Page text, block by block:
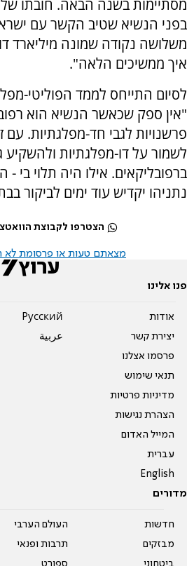
מסתיימות בשנה הבאה. חובתו
בפני הנשיא שטיב הקשר עם
משלושה נקודה שמונה מיליארד
איך ממשיכים הלאה".
לסיום התייחס לממד הפוליטי-
"אין ספק שכאשר הנשיא הוא
פרשנויות לגבי חד-מפלגתיות. עם
לשמור על דו-מפלגתיות ולהשקיע
ברפובליקאים. אילו היה תלוי בי -
נתניהו יקדיש עוד ימים לביקור
הצטרפו לקבוצת
מצאתם טעות או פרסומת לא
פנו אלינו
אודות
יצירת קשר
פרסמו אצלנו
תנאי שימוש
מדיניות פרטיות
הצהרת נגישות
המייל האדום
עברית
English
Pусский
عربية
מדורים
חדשות
מבזקים
ביטחוני
העולם הערבי
תרבות ופנאי
ספורט